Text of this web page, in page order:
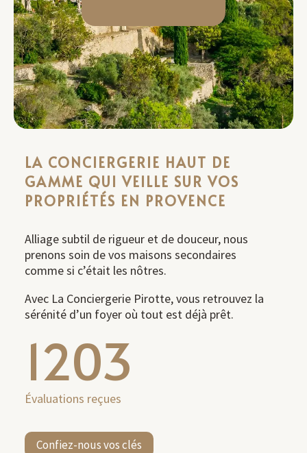
LA CONCIERGERIE HAUT DE
GAMME QUI VEILLE SUR VOS
PROPRIÉTÉS EN PROVENCE
Alliage subtil de rigueur et de douceur, nous
prenons soin de vos maisons secondaires
comme si c’était les nôtres.
Avec La Conciergerie Pirotte, vous retrouvez la
sérénité d’un foyer où tout est déjà prêt.
1203
Évaluations reçues
Confiez-nous vos clés